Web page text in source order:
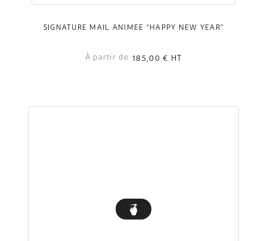
SIGNATURE MAIL ANIMÉE "HAPPY NEW YEAR"
À partir de 185,00 € HT